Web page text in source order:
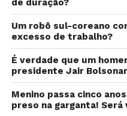
de duração?
Um robô sul-coreano
excesso de trabalho?
É verdade que um
presidente Jair
Menino passa cinco
preso na garganta! Será